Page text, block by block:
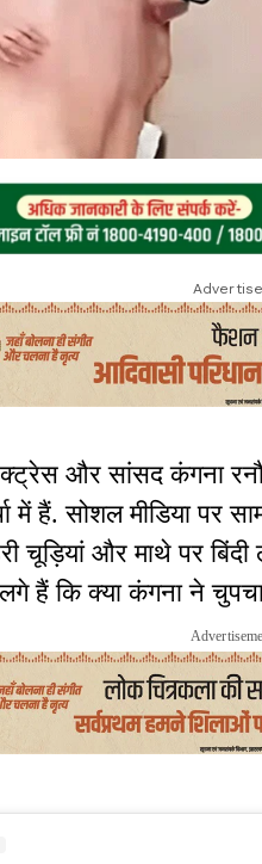
और सांसद कंगना
में हैं. सोशल मीडिया पर
चूड़ियां और माथे पर
हैं कि क्या कंगना ने